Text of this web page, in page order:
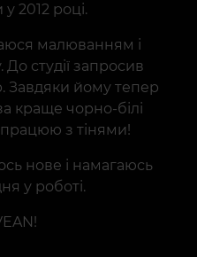
2012 році.
малюванням і
студії запросив
Завдяки йому тепер
краще чорно-білі
з тінями!
нове і намагаюсь
у роботі.